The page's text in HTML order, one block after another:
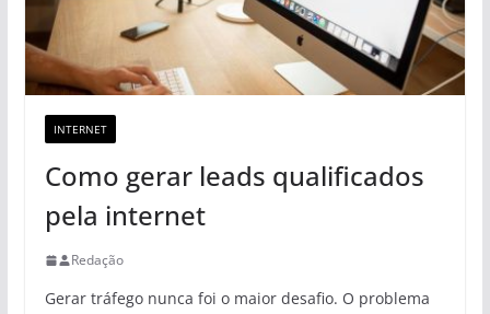
INTERNET
Como gerar leads qualificados
pela internet
Redação
Gerar tráfego nunca foi o maior desafio. O problema